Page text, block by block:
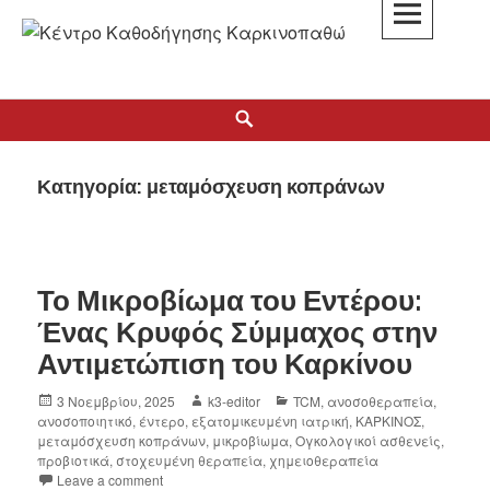
Κατηγορία: μεταμόσχευση κοπράνων
Το Μικροβίωμα του Εντέρου:
Ένας Κρυφός Σύμμαχος στην
Αντιμετώπιση του Καρκίνου
3 Νοεμβρίου, 2025 k3-editor TCM, ανοσοθεραπεία,
ανοσοποιητικό, έντερο, εξατομικευμένη ιατρική, ΚΑΡΚΙΝΟΣ,
μεταμόσχευση κοπράνων, μικροβίωμα,Ογκολογικοί ασθενείς,
προβιοτικά,στοχευμένη θεραπεία, χημειοθεραπεία
Leave a comment